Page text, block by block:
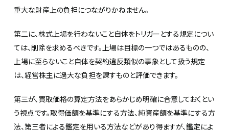
重大な財産上の負担につながりかねません。
第二に、株式上場を行わないこと自体をトリガーとする規定につい
ては、削除を求めるべきです。上場は目標の一つではあるものの、
上場に至らないこと自体を契約違反類似の事象として扱う規定
は、経営株主に過大な負担を課すものと評価できます。
第三が、買取価格の算定方法をあらかじめ明確に合意しておくとい
う視点です。取得価額を基準にする方法、純資産額を基準にする方
法、第三者による鑑定を用いる方法などがあり得ますが、鑑定によ